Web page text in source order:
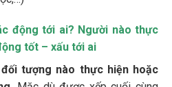
động tới ai? Người nào thực
tốt – xấu tới ai
đối tượng nào thực hiện hoặc